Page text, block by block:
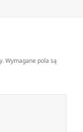
Wymagane pola są